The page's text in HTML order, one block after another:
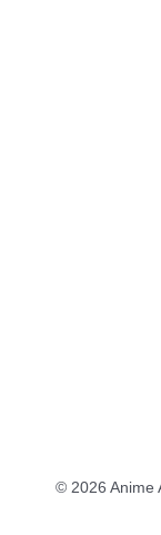
© 2026 Anime